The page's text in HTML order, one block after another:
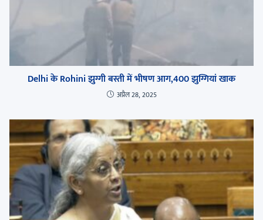
Delhi के Rohini झुग्गी बस्ती में भीषण आग,400 झुग्गियां खाक
अप्रैल 28, 2025